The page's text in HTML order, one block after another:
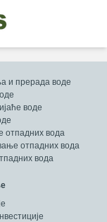
и прерада воде
воде
вода
отпадних вода
вода